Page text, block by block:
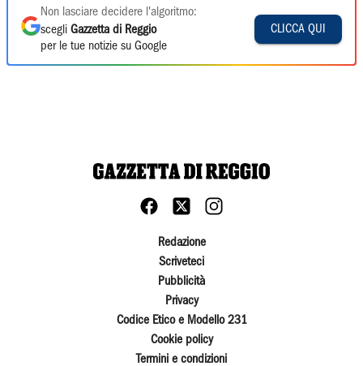
Non lasciare decidere l'algoritmo:
scegli Gazzetta di Reggio
per le tue notizie su Google
CLICCA QUI
Redazione
Scriveteci
Pubblicità
Privacy
Codice Etico e Modello 231
Cookie policy
Termini e condizioni